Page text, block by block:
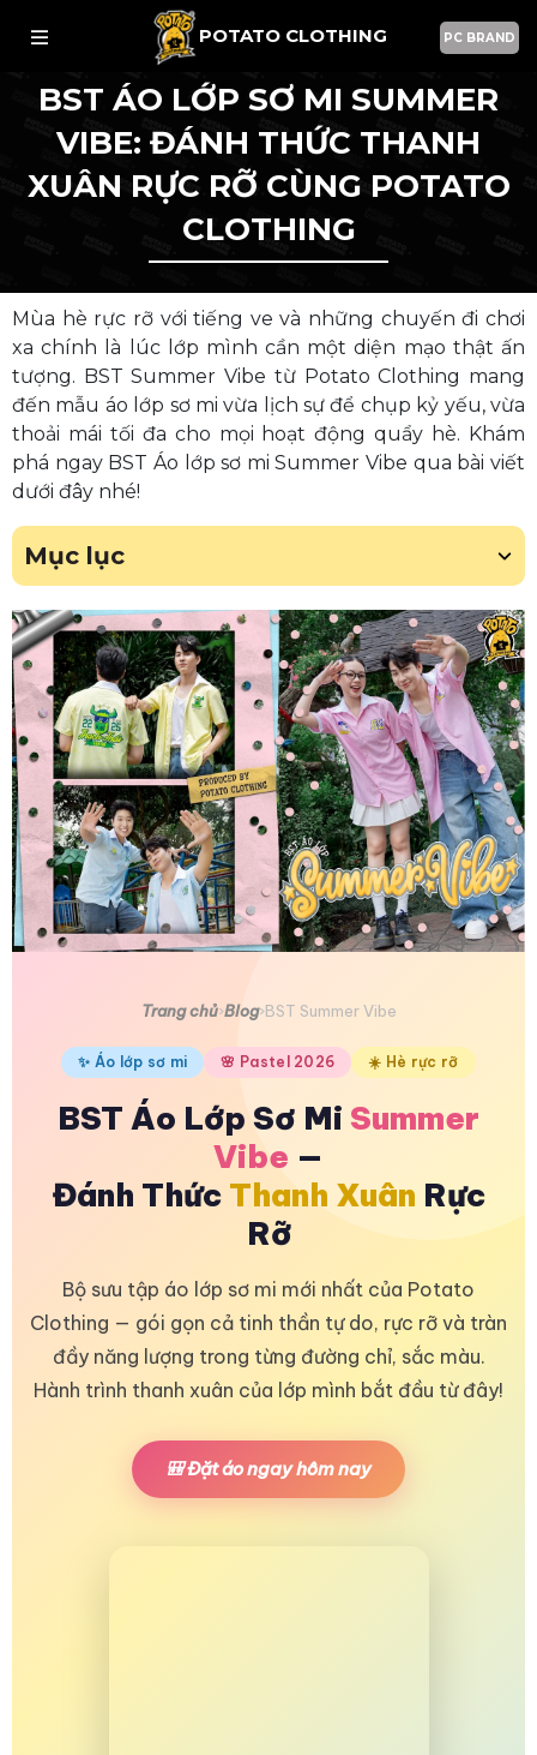
POTATO CLOTHING PC BRAND
BST ÁO LỚP SƠ MI SUMMER
VIBE: ĐÁNH THỨC THANH
XUÂN RỰC RỠ CÙNG POTATO
CLOTHING
Mùa hè rực rỡ với tiếng ve và những chuyến đi chơi
xa chính là lúc lớp mình cần một diện mạo thật ấn
tượng. BST Summer Vibe từ Potato Clothing mang
đến mẫu áo lớp sơ mi vừa lịch sự để chụp kỷ yếu, vừa
thoải mái tối đa cho mọi hoạt động quẩy hè. Khám
phá ngay BST Áo lớp sơ mi Summer Vibe qua bài viết
dưới đây nhé!
Mục lục
Trang chủ›Blog›BST Summer Vibe
✨ Áo lớp sơ mi 🌸 Pastel 2026 ☀️ Hè rực rỡ
BST Áo Lớp Sơ Mi Summer
Vibe —
Đánh Thức Thanh Xuân Rực
Rỡ
Bộ sưu tập áo lớp sơ mi mới nhất của Potato
Clothing — gói gọn cả tinh thần tự do, rực rỡ và tràn
đầy năng lượng trong từng đường chỉ, sắc màu.
Hành trình thanh xuân của lớp mình bắt đầu từ đây!
🎒 Đặt áo ngay hôm nay